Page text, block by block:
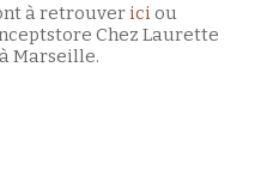
à retrouver iciou
Chez Laurette
Marseille.